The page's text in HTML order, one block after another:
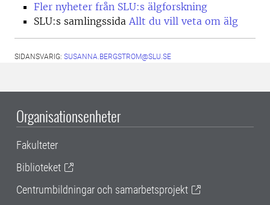
Fler nyheter från SLU:s älgforskning
SLU:s samlingssida Allt du vill veta om älg
SIDANSVARIG: SUSANNA.BERGSTROM@SLU.SE
Organisationsenheter
Fakulteter
Biblioteket
Centrumbildningar och samarbetsprojekt